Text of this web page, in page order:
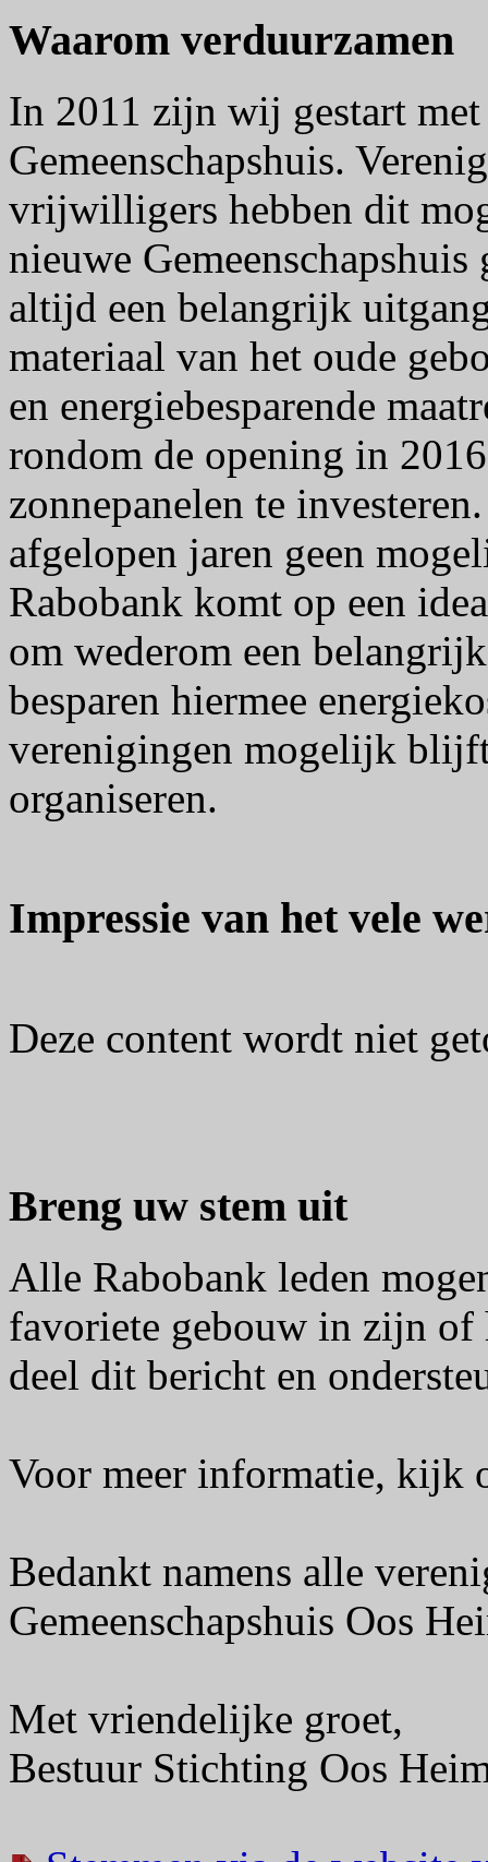
Waarom verduurzamen
In 2011 zijn wij gestart
Gemeenschapshuis.
vrijwilligers hebben dit
nieuwe
altijd een belangrijk
materiaal van het oude
en energiebesparende
rondom de opening in
zonnepanelen te
afgelopen jaren geen
Rabobank komt op een
om wederom een
besparen hiermee
verenigingen mogelijk
organiseren.
Impressie van het vele
Deze content wordt niet
Breng uw stem uit
Alle Rabobank leden
favoriete gebouw in zijn of
deel dit bericht en
Voor meer informatie, kijk
Bedankt namens alle
Gemeenschapshuis Oos
Met vriendelijke groet,
Bestuur Stichting Oos